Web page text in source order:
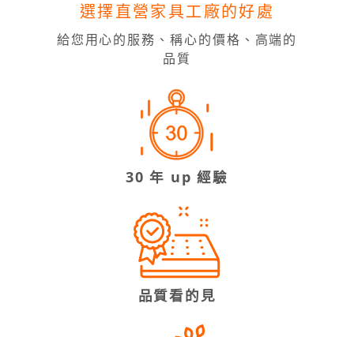
選擇直營家具工廠的好處
給您用心的服務、稱心的價格、高端的
品質
30 年 up 經驗
品質看的見